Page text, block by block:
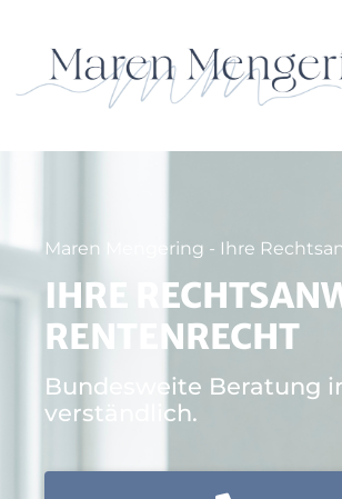
Maren Mengering - Ihre
IHRE
RENTENRECHT
Bundesweite Beratung
verständlich.